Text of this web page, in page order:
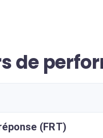
de
(FRT)